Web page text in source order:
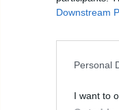
Downstream
Personal
I want to